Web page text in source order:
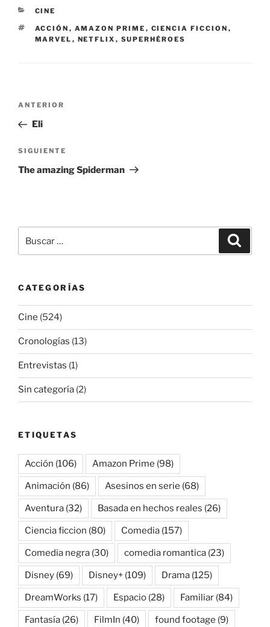
CATEGORÍAS
CINE
ETIQUETAS
ACCIÓN , AMAZON PRIME , CIENCIA FICCION ,
MARVEL , NETFLIX , SUPERHÉROES
Navegación
entradas
Entrada
anterior:
ANTERIOR
Eli
Siguiente
entrada
SIGUIENTE
The amazing Spiderman
por:
CATEGORÍAS
Cine (524)
Cronologías (13)
Entrevistas (1)
Sin categoría (2)
ETIQUETAS
Acción (106) Amazon Prime (98)
Animación (86) Asesinos en serie (68)
Aventura (32) Basada en hechos reales (26)
Ciencia ficcion (80) Comedia (157)
Comedia negra (30) comedia romantica (23)
Disney (69) Disney+ (109) Drama (125)
DreamWorks (17) Espacio (28) Familiar (84)
Fantasía (26) FilmIn (40) found footage (9)